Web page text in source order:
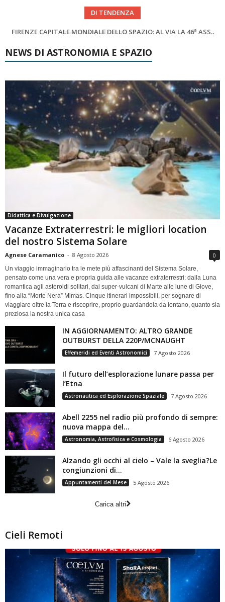
DI TENDENZA
FIRENZE CAPITALE MONDIALE DELLO SPAZIO: AL VIA LA 46ª ASSEMBLEA SCIENTIFICA DEL COSPAR
Cielo del Mese di Agosto 2026
NEWS DI ASTRONOMIA E SPAZIO
Didattica e Divulgazione
Vacanze Extraterrestri: le migliori location
del nostro Sistema Solare
Agnese Caramanico - 8 Agosto 2026 0
Un viaggio immaginario tra le mete più affascinanti del Sistema Solare,
pensato come una vera e propria guida alle vacanze extraterrestri: dalla Luna
romantica agli asteroidi solitari, dai super-vulcani di Marte alle lune di Giove,
fino alla “Morte Nera” Mimas. Cinque itinerari impossibili, per sognare di
viaggiare oltre la Terra e riscoprire, proprio guardandola da lontano, quanto sia
preziosa la nostra unica casa
IN AGGIORNAMENTO: ALTRO GRANDE
OUTBURST DELLA 220P/MCNAUGHT
Effemeridi ed Eventi Astronomici 7 Agosto 2026
Il futuro dell’esplorazione lunare passa per
l’Etna
Astronautica ed Esplorazione Spaziale 7 Agosto 2026
Abell 2255 nel radio più profondo di sempre:
nuova mappa del...
Astronomia, Astrofisica e Cosmologia 6 Agosto 2026
Alzando gli occhi al cielo – Vale la sveglia?Le
congiunzioni di...
Appuntamenti del Mese 5 Agosto 2026
Carica altri
Cieli Remoti